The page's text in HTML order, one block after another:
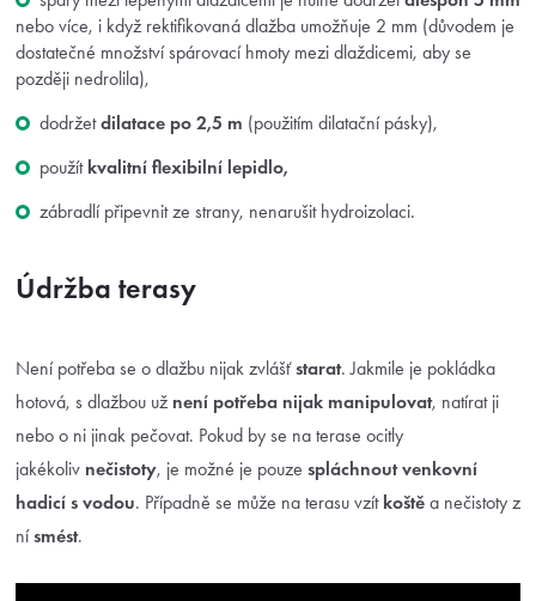
nebo více, i když rektifikovaná dlažba umožňuje 2 mm (důvodem je
dostatečné množství spárovací hmoty mezi dlaždicemi, aby se
později nedrolila),
dodržetdilatace po 2,5 m (použitím dilatační pásky),
použítkvalitní flexibilní lepidlo,
zábradlí připevnit ze strany, nenarušit hydroizolaci.
Údržba terasy
Není potřeba se o dlažbu nijak zvlášťstarat. Jakmile je pokládka
hotová, s dlažbou už není potřeba nijak manipulovat, natírat ji
nebo o ni jinak pečovat. Pokud by se na terase ocitly
jakékoliv nečistoty, je možné je pouze spláchnout venkovní
hadicí s vodou. Případně se může na terasu vzít koště a nečistoty z
nísmést.